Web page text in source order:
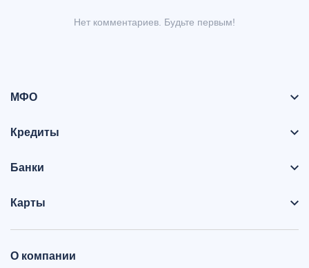
Нет комментариев. Будьте первым!
МФО
Кредиты
Банки
Карты
О компании